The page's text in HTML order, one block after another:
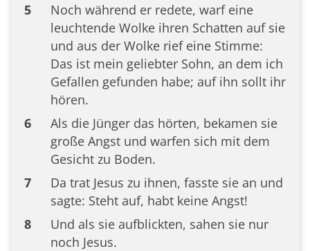
5
Noch während er redete, warf eine
leuchtende Wolke ihren Schatten auf sie
und aus der Wolke rief eine Stimme:
Das ist mein geliebter Sohn, an dem ich
Gefallen gefunden habe; auf ihn sollt ihr
hören.
6
Als die Jünger das hörten, bekamen sie
große Angst und warfen sich mit dem
Gesicht zu Boden.
7
Da trat Jesus zu ihnen, fasste sie an und
sagte: Steht auf, habt keine Angst!
8
Und als sie aufblickten, sahen sie nur
noch Jesus.